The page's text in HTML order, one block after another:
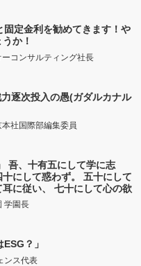
定金利を勧めてきます！や
か！
コンサルティング社長
逐次投入の愚(ガダルカナル
社国際部編集委員
吾、十有五にして学に志
にして惑わず。 五十にして
に従い、 七十にして心の欲
えず。
学園長
？」
ンス代表